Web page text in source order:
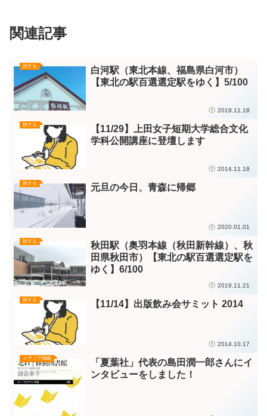
関連記事
旅する
白河駅（東北本線、福島県白河市）
【東北の駅百選選定駅をゆく】5/100
2019.11.18
旅する
【11/29】上田女子短期大学総合文化
学科公開講座に登壇します
2014.11.18
旅する 元旦の今日、青森に帰郷
2020.01.01
旅する
秋田駅（奥羽本線（秋田新幹線）、秋
田県秋田市）【東北の駅百選選定駅を
ゆく】6/100
2019.11.21
旅する 【11/14】出版飲み会サミット 2014
2014.10.17
メディア掲載
「夏葉社」代表の島田潤一郎さんにイ
ンタビューをしました！